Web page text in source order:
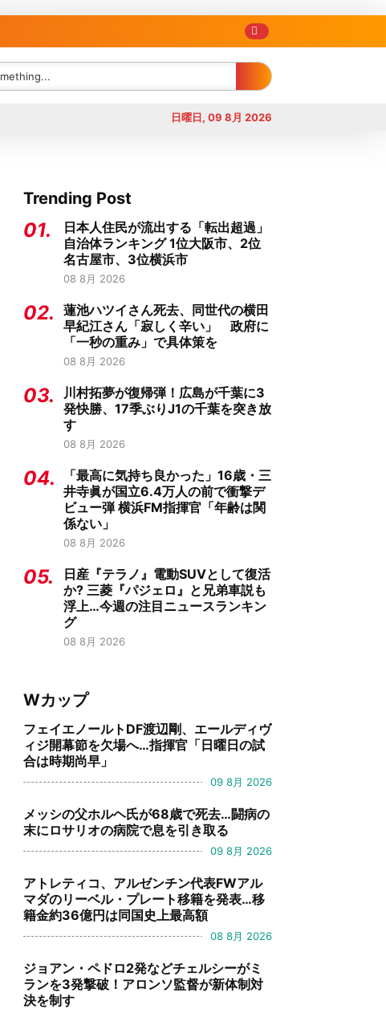
日曜日, 09 8月 2026
Trending Post
01.
日本人住民が流出する「転出超過」
自治体ランキング 1位大阪市、2位
名古屋市、3位横浜市
08 8月 2026
02.
蓮池ハツイさん死去、同世代の横田
早紀江さん「寂しく辛い」 政府に
「一秒の重み」で具体策を
08 8月 2026
03.
川村拓夢が復帰弾！広島が千葉に3
発快勝、17季ぶりJ1の千葉を突き放
す
08 8月 2026
04.
「最高に気持ち良かった」16歳・三
井寺眞が国立6.4万人の前で衝撃デ
ビュー弾 横浜FM指揮官「年齢は関
係ない」
08 8月 2026
05.
日産『テラノ』電動SUVとして復活
か? 三菱『パジェロ』と兄弟車説も
浮上…今週の注目ニュースランキン
グ
08 8月 2026
Wカップ
フェイエノールトDF渡辺剛、エールディヴ
ィジ開幕節を欠場へ…指揮官「日曜日の試
合は時期尚早」
09 8月 2026
メッシの父ホルヘ氏が68歳で死去…闘病の
末にロサリオの病院で息を引き取る
09 8月 2026
アトレティコ、アルゼンチン代表FWアル
マダのリーベル・プレート移籍を発表…移
籍金約36億円は同国史上最高額
08 8月 2026
ジョアン・ペドロ2発などチェルシーがミ
ランを3発撃破！アロンソ監督が新体制対
決を制す